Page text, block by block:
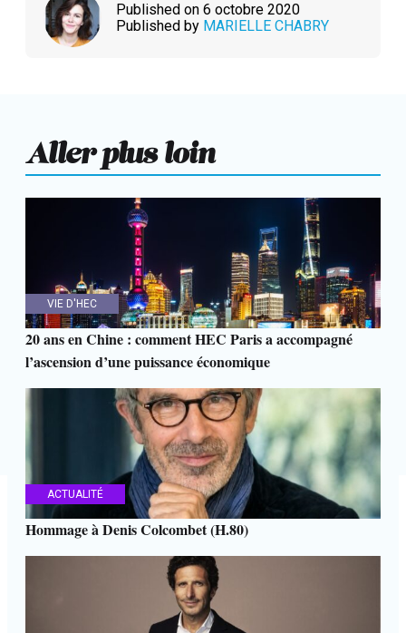
Published on 6 octobre 2020
Published by MARIELLE CHABRY
Aller plus loin
VIE D'HEC
20 ans en Chine : comment HEC Paris a accompagné
l’ascension d’une puissance économique
ACTUALITÉ
Hommage à Denis Colcombet (H.80)